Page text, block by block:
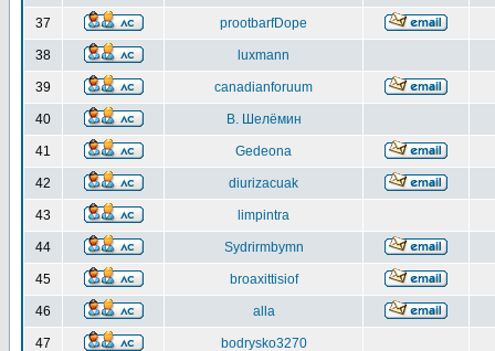
37 prootbarfDope
38 luxmann
39 canadianforuum
40 В. Шелёмин
41 Gedeona
42 diurizacuak
43 limpintra
44 Sydrirmbymn
45 broaxittisiof
46 alla
47 bodrysko3270